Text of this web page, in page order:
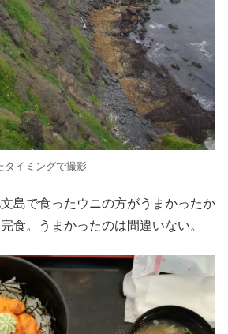
タイミングで撮影
島で食ったウニの方がうまかったか
食。うまかったのは間違いない。